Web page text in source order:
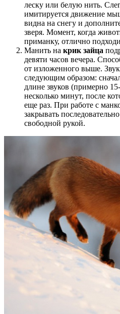
леску или белую нить.
имитируется движение
видна на снегу и
зверя. Момент, когда
приманку, отлично
Манить на крик зайца
девяти часов вечера.
от изложенного выше.
следующим образом:
длине звуков (примерно
несколько минут, после
еще раз. При работе с
закрывать
свободной рукой.